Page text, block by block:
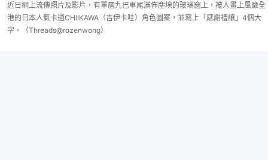
近日網上流傳照片及影片，有單層九巴車尾滿佈塵埃的玻璃窗上，被人畫上風靡全
港的日本人氣卡通CHIIKAWA（吉伊卡哇）角色圖案，並寫上「感謝禮讓」4個大
字。（Threads@rozenwong）